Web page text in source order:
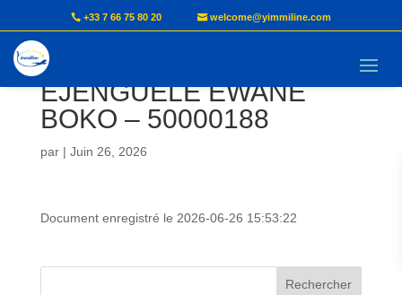
+33 7 66 75 80 20 welcome@yimmiline.com
Document AVI –
EJENGUELE EWANE
BOKO – 50000188
par | Juin 26, 2026
Document enregistré le 2026-06-26 15:53:22
Rechercher